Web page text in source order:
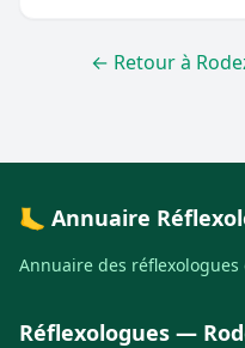
← Retour à
🦶 Annuaire
Annuaire des réflexologues
Réflexologues —